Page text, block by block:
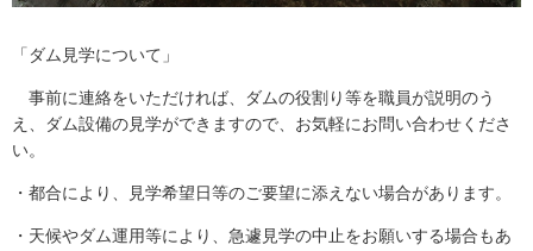
「ダム見学について」
事前に連絡をいただければ、ダムの役割り等を職員が説明のう
え、ダム設備の見学ができますので、お気軽にお問い合わせくださ
い。
・都合により、見学希望日等のご要望に添えない場合があります。
・天候やダム運用等により、急遽見学の中止をお願いする場合もあ